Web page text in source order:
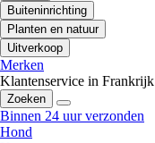
Buiteninrichting
Planten en natuur
Uitverkoop
Merken
Klantenservice in Frankrijk
Zoeken
Binnen 24 uur verzonden
Hond